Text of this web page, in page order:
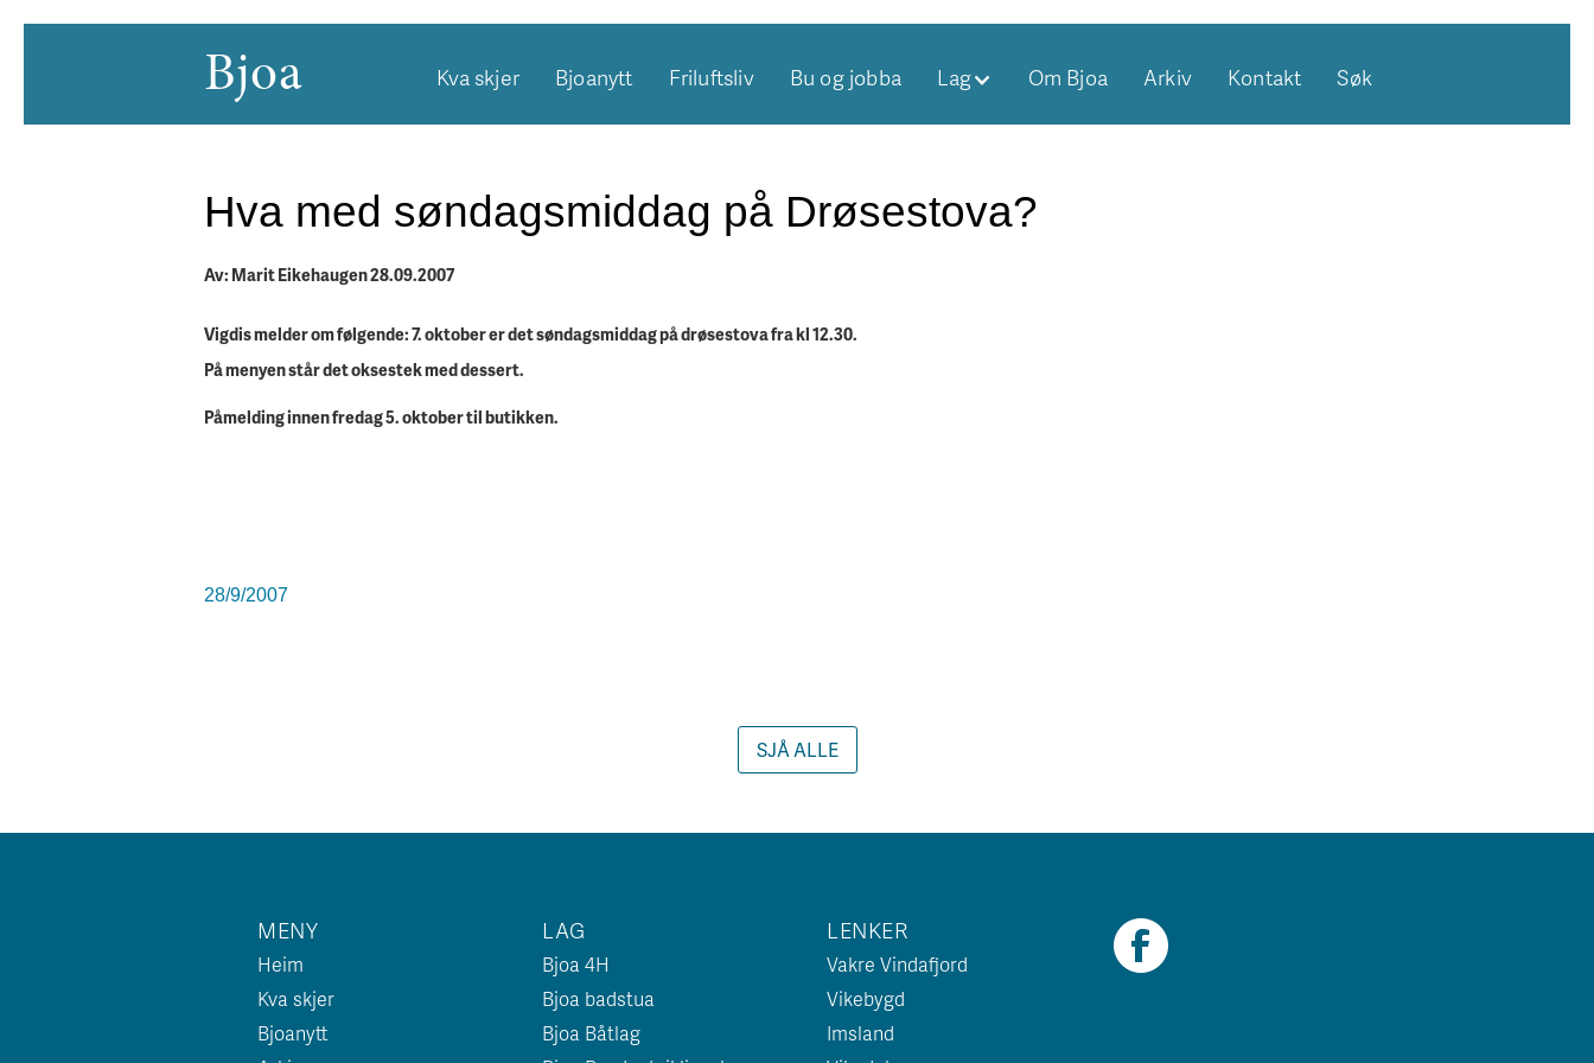
Bjoa Kva skjer Bjoanytt Friluftsliv Bu og jobba Lag Om Bjoa Arkiv Kontakt Søk
Hva med søndagsmiddag på Drøsestova?
Av: Marit Eikehaugen 28.09.2007
Vigdis melder om følgende: 7. oktober er det søndagsmiddag på drøsestova fra kl 12.30.
På menyen står det oksestek med dessert.
Påmelding innen fredag 5. oktober til butikken.
28/9/2007
SJÅ ALLE
MENY
Heim
Kva skjer
Bjoanytt
LAG
Bjoa 4H
Bjoa badstua
Bjoa Båtlag
LENKER
Vakre Vindafjord
Vikebygd
Imsland